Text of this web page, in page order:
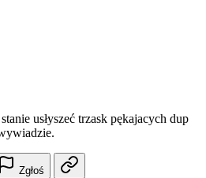
usłyszeć trzask pękajacych dup
Zgłoś